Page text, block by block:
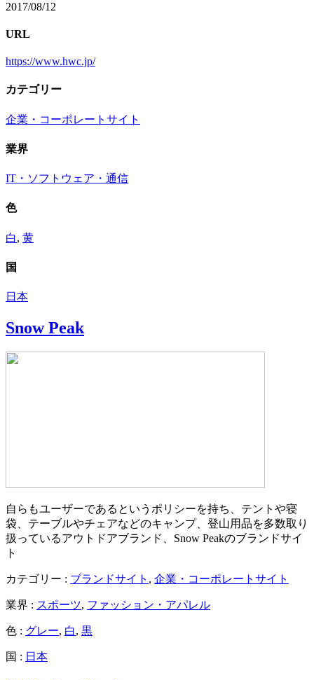
2017/08/12
URL
https://www.hwc.jp/
カテゴリー
企業・コーポレートサイト
業界
IT・ソフトウェア・通信
色
白, 黄
国
日本
Snow Peak
自らもユーザーであるというポリシーを持ち、テントや寝
袋、テーブルやチェアなどのキャンプ、登山用品を多数取り
扱っているアウトドアブランド、Snow Peakのブランドサイ
ト
カテゴリー : ブランドサイト , 企業・コーポレートサイト
業界 : スポーツ, ファッション・アパレル
色 : グレー, 白, 黒
国 : 日本